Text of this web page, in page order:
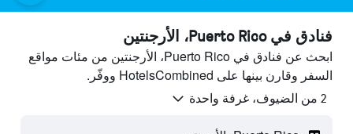
فنادق في Puerto Rico، الأرجنتين
ابحث عن فنادق في Puerto Rico، الأرجنتين من مئات مواقع
السفر وقارن بينها على HotelsCombined ووفّر.
2 من الضيوف، غرفة واحدة